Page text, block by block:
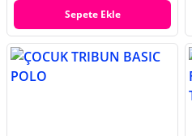
Sepete Ekle